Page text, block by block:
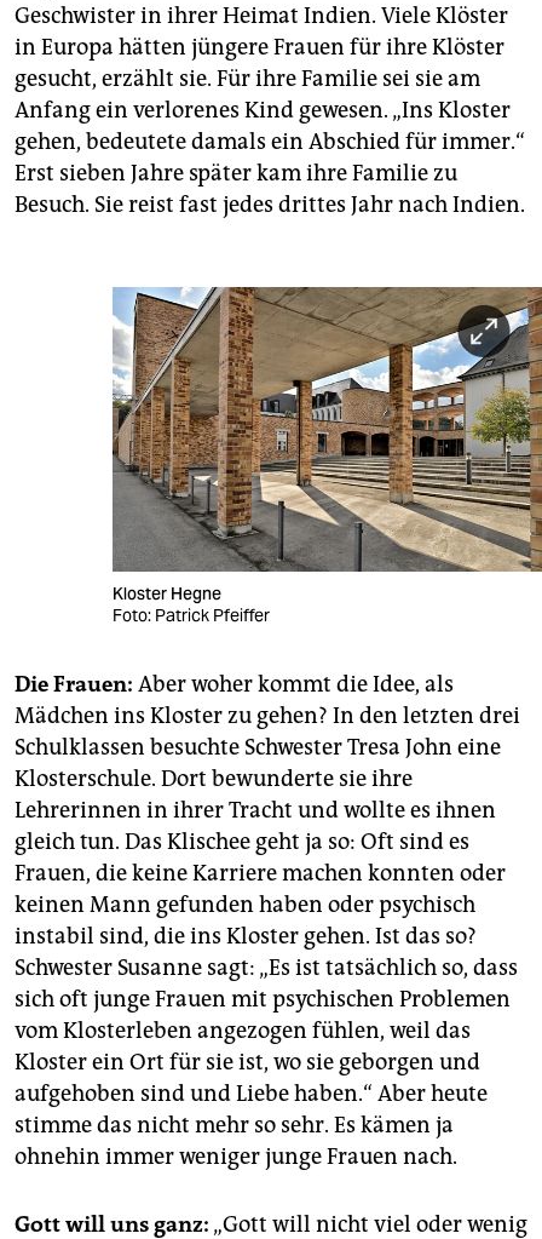
Geschwister in ihrer Heimat Indien. Viele Klöster
in Europa hätten jüngere Frauen für ihre Klöster
gesucht, erzählt sie. Für ihre Familie sei sie am
Anfang ein verlorenes Kind gewesen. „Ins Kloster
gehen, bedeutete damals ein Abschied für immer.“
Erst sieben Jahre später kam ihre Familie zu
Besuch. Sie reist fast jedes drittes Jahr nach Indien.
Kloster Hegne
Foto: Patrick Pfeiffer
Die Frauen: Aber woher kommt die Idee, als
Mädchen ins Kloster zu gehen? In den letzten drei
Schulklassen besuchte Schwester Tresa John eine
Klosterschule. Dort bewunderte sie ihre
Lehrerinnen in ihrer Tracht und wollte es ihnen
gleich tun. Das Klischee geht ja so: Oft sind es
Frauen, die keine Karriere machen konnten oder
keinen Mann gefunden haben oder psychisch
instabil sind, die ins Kloster gehen. Ist das so?
Schwester Susanne sagt: „Es ist tatsächlich so, dass
sich oft junge Frauen mit psychischen Problemen
vom Klosterleben angezogen fühlen, weil das
Kloster ein Ort für sie ist, wo sie geborgen und
aufgehoben sind und Liebe haben.“ Aber heute
stimme das nicht mehr so sehr. Es kämen ja
ohnehin immer weniger junge Frauen nach.
Gott will uns ganz: „Gott will nicht viel oder wenig